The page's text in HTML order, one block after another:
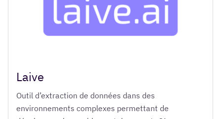
Laive
Outil d’extraction de données dans des
environnements complexes permettant de